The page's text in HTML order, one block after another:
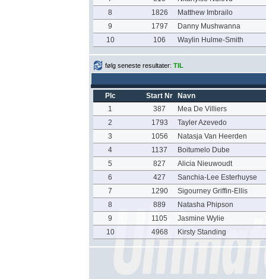
8
1826
Matthew Imbrailo
9
1797
Danny Mushwanna
10
106 Waylin Hulme-Smith
følg seneste resultater: TIL
Plc Start Nr
Navn
1
387
Mea De Villiers
2
1793
Tayler Azevedo
3
1056
Natasja Van Heerden
4
1137
Boitumelo Dube
5
827
Alicia Nieuwoudt
6
427
Sanchia-Lee Esterhuyse
7
1290
Sigourney Griffin-Ellis
8
889
Natasha Phipson
9
1105
Jasmine Wylie
10
4968 Kirsty Standing